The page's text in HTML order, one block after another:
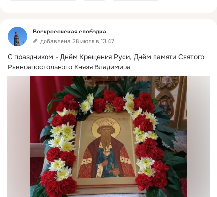
Воскресенская слободка
добавлена 28 июля в 13:47
С праздником - Днём Крещения Руси, Днём памяти Святого
Равноапостольного Князя Владимира